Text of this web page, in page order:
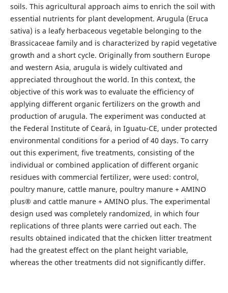
soils. This agricultural approach aims to enrich the soil with
essential nutrients for plant development. Arugula (Eruca
sativa) is a leafy herbaceous vegetable belonging to the
Brassicaceae family and is characterized by rapid vegetative
growth and a short cycle. Originally from southern Europe
and western Asia, arugula is widely cultivated and
appreciated throughout the world. In this context, the
objective of this work was to evaluate the efficiency of
applying different organic fertilizers on the growth and
production of arugula. The experiment was conducted at
the Federal Institute of Ceará, in Iguatu-CE, under protected
environmental conditions for a period of 40 days. To carry
out this experiment, five treatments, consisting of the
individual or combined application of different organic
residues with commercial fertilizer, were used: control,
poultry manure, cattle manure, poultry manure + AMINO
plus® and cattle manure + AMINO plus. The experimental
design used was completely randomized, in which four
replications of three plants were carried out each. The
results obtained indicated that the chicken litter treatment
had the greatest effect on the plant height variable,
whereas the other treatments did not significantly differ.